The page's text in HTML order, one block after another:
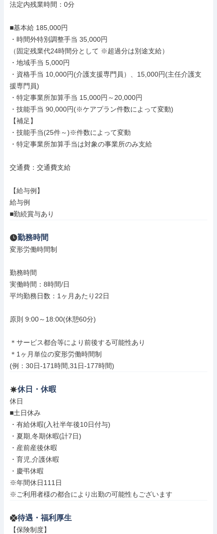
法定内残業時間：0分
■基本給 185,000円
・時間外特別調整手当 35,000円
（固定残業代24時間分として ※超過分は別途支給）
・地域手当 5,000円
・資格手当 10,000円(介護支援専門員）、15,000円(主任介護支
援専門員)
・特定事業所加算手当 15,000円～20,000円
・技能手当 90,000円(※ケアプラン件数によって変動)
【補足】
・技能手当(25件～)※件数によって変動
・特定事業所加算手当は対象の事業所のみ支給
交通費：交通費支給
【給与例】
給与例
■勤続賞与あり
勤務時間
変形労働時間制
勤務時間
実働時間：8時間/日
平均勤務日数：1ヶ月あたり22日
原則 9:00～18:00(休憩60分)
＊サービス都合等により前後する可能性あり
＊1ヶ月単位の変形労働時間制
(例：30日-171時間,31日-177時間)
休日・休暇
休日
■土日休み
・有給休暇(入社半年後10日付与)
・夏期,冬期休暇(計7日)
・産前産後休暇
・育児,介護休暇
・慶弔休暇
※年間休日111日
※ご利用者様の都合により出勤の可能性もございます
待遇・福利厚生
【保険制度】